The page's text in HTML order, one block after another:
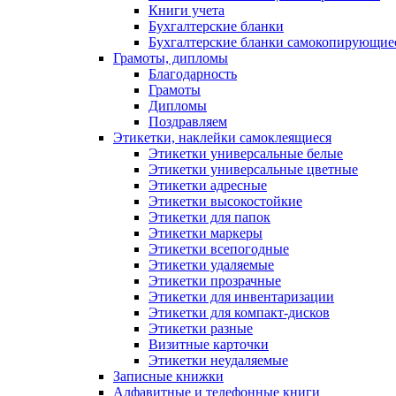
Книги учета
Бухгалтерские бланки
Бухгалтерские бланки
Грамоты, дипломы
Благодарность
Грамоты
Дипломы
Поздравляем
Этикетки, наклейки самоклеящиеся
Этикетки универсальные белые
Этикетки универсальные цветные
Этикетки адресные
Этикетки высокостойкие
Этикетки для папок
Этикетки маркеры
Этикетки всепогодные
Этикетки удаляемые
Этикетки прозрачные
Этикетки для инвентаризации
Этикетки для компакт-дисков
Этикетки разные
Визитные карточки
Этикетки неудаляемые
Записные книжки
Алфавитные и телефонные книги